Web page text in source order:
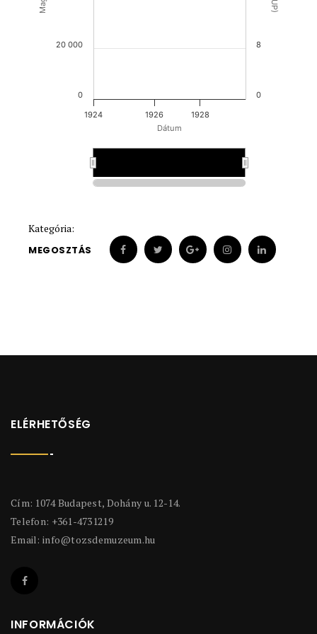
Dátum
1924 1926 1928
0
20 000
0
8
Kategória:
MEGOSZTÁS
ELÉRHETŐSÉG
Cím: 1074 Budapest, Dohány u. 12-14.
Telefon: +361-4731219
Email: info@tozsdemuzeum.hu
INFORMÁCIÓK